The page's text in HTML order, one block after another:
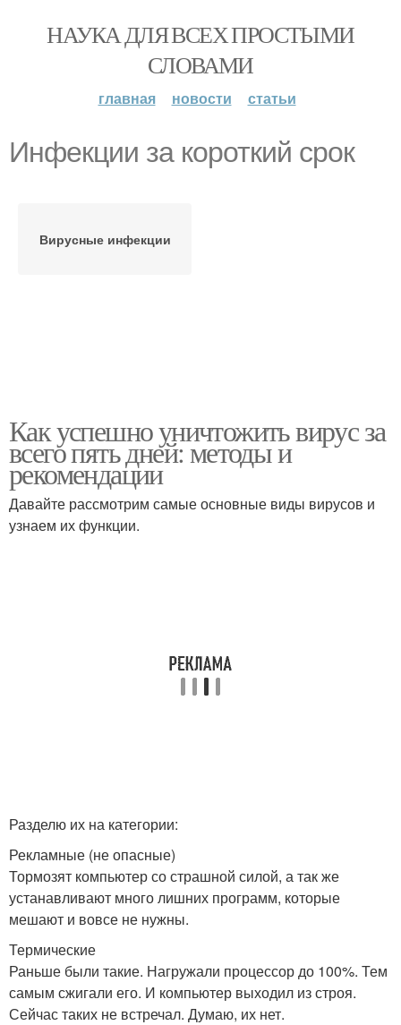
НАУКА ДЛЯ ВСЕХ ПРОСТЫМИ
СЛОВАМИ
главная новости статьи
Инфекции за короткий срок
Вирусные инфекции
Как успешно уничтожить вирус за
всего пять дней: методы и
рекомендации
Давайте рассмотрим самые основные виды вирусов и
узнаем их функции.
Разделю их на категории:
Рекламные (не опасные)
Тормозят компьютер со страшной силой, а так же
устанавливают много лишних программ, которые
мешают и вовсе не нужны.
Термические
Раньше были такие. Нагружали процессор до 100%. Тем
самым сжигали его. И компьютер выходил из строя.
Сейчас таких не встречал. Думаю, их нет.